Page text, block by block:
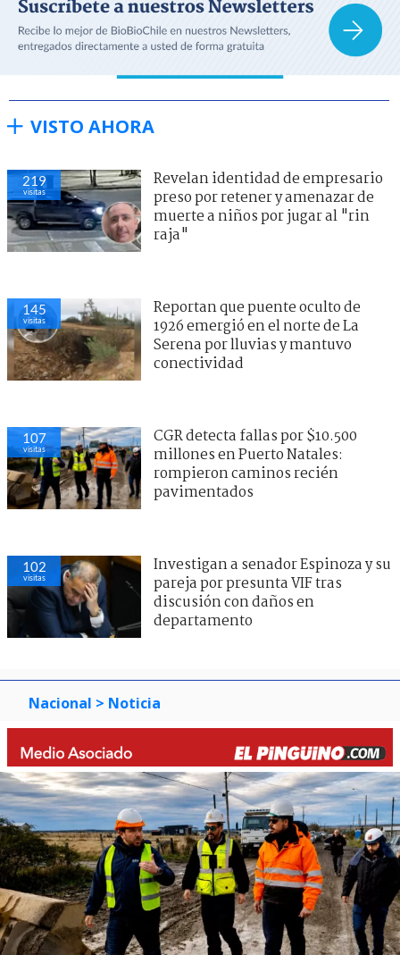
VISTO AHORA
219
visitas
Revelan identidad de empresario
preso por retener y amenazar de
muerte a niños por jugar al "rin
raja"
145
visitas
Reportan que puente oculto de
1926 emergió en el norte de La
Serena por lluvias y mantuvo
conectividad
107
visitas
CGR detecta fallas por $10.500
millones en Puerto Natales:
rompieron caminos recién
pavimentados
102
visitas
Investigan a senador Espinoza y su
pareja por presunta VIF tras
discusión con daños en
departamento
Nacional > Noticia